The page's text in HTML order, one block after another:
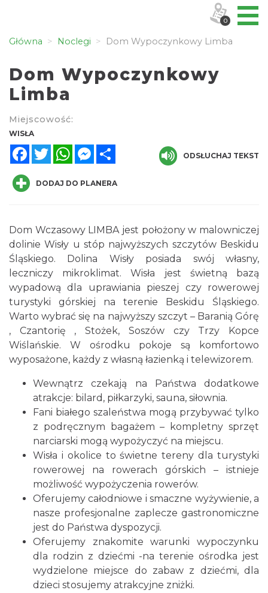
Główna Noclegi Dom Wypoczynkowy Limba
Dom Wypoczynkowy
Limba
Miejscowość:
WISŁA
FacebookTwitterWhatsAppMessenger
ODSŁUCHAJ TEKST
DODAJ DO PLANERA
Dom Wczasowy LIMBA jest położony w malowniczej
dolinie Wisły u stóp najwyższych szczytów Beskidu
Śląskiego. Dolina Wisły posiada swój własny,
leczniczy mikroklimat. Wisła jest świetną bazą
wypadową dla uprawiania pieszej czy rowerowej
turystyki górskiej na terenie Beskidu Śląskiego.
Warto wybrać się na najwyższy szczyt – Baranią Górę
, Czantorię , Stożek, Soszów czy Trzy Kopce
Wiślańskie. W ośrodku pokoje są komfortowo
wyposażone, każdy z własną łazienką i telewizorem.
Wewnątrz czekają na Państwa dodatkowe
atrakcje: bilard, piłkarzyki, sauna, siłownia.
Fani białego szaleństwa mogą przybywać tylko
z podręcznym bagażem – kompletny sprzęt
narciarski mogą wypożyczyć na miejscu.
Wisła i okolice to świetne tereny dla turystyki
rowerowej na rowerach górskich – istnieje
możliwość wypożyczenia rowerów.
Oferujemy całodniowe i smaczne wyżywienie, a
nasze profesjonalne zaplecze gastronomiczne
jest do Państwa dyspozycji.
Oferujemy znakomite warunki wypoczynku
dla rodzin z dziećmi -na terenie ośrodka jest
wydzielone miejsce do zabaw z dziećmi, dla
dzieci stosujemy atrakcyjne zniżki.
0